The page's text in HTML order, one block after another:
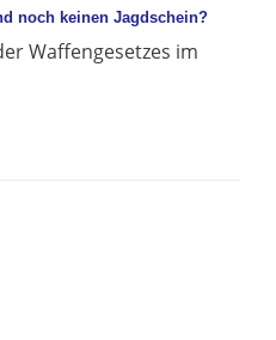
noch keinen Jagdschein?
Waffengesetzes im